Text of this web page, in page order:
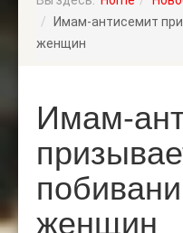
Имам-антисемит
женщин
Имам-
женщин